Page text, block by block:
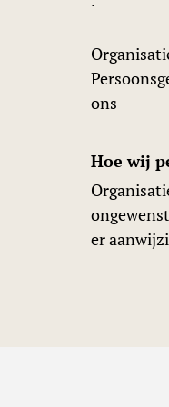
ons
Hoe wij
er